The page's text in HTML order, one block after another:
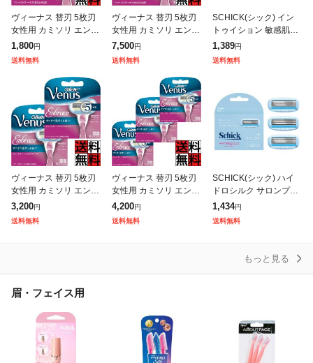
ヴィーナス 替刃 5枚刃
女性用 カミソリ エンブ
レイス レディース 肌
すべすべ 体 カーブ 敏
感肌 シェービング 4個
1,800円
送料無料
ヴィーナス 替刃 5枚刃
女性用 カミソリ エンブ
レイス レディース 肌
すべすべ 体 カーブ 敏
感肌 シェービング 4個
7,500円
送料無料
SCHICK(シック) イン
トゥイション 敏感肌用
替刃(3コ入) 女性用 カ
ミソリ
1,389円
送料無料
ヴィーナス 替刃 5枚刃
女性用 カミソリ エンブ
レイス レディース 肌
すべすべ 体 カーブ 敏
感肌 シェービング 4個
3,200円
送料無料
ヴィーナス 替刃 5枚刃
女性用 カミソリ エンブ
レイス レディース 肌
すべすべ 体 カーブ 敏
感肌 シェービング 4個
4,200円
送料無料
SCHICK(シック) ハイ
ドロシルク サロンプラ
ス 替刃(3コ入) スキン
ガード付 女性用 カミソ
リ ホワイト
1,434円
送料無料
もっと見る
眉・フェイス用